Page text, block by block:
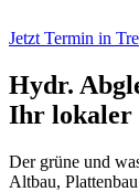
Jetzt Termin in
Hydr.
Ihr lokaler
Der grüne und
Altbau,